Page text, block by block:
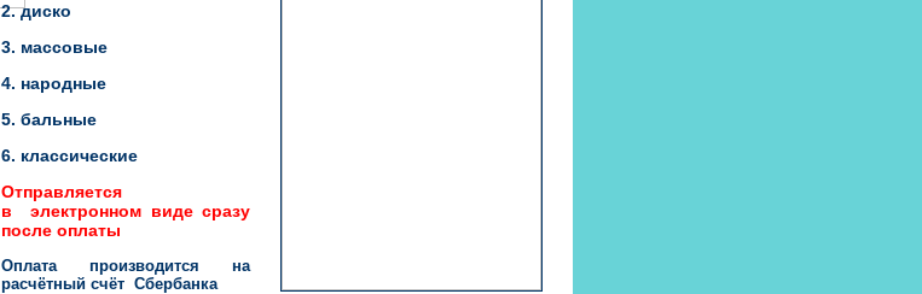
2. диско
3. массовые
4. народные
5. бальные
6. классические
Отправляется
в электронном виде сразу
после оплаты
Оплата производится на
расчётный счёт Сбербанка